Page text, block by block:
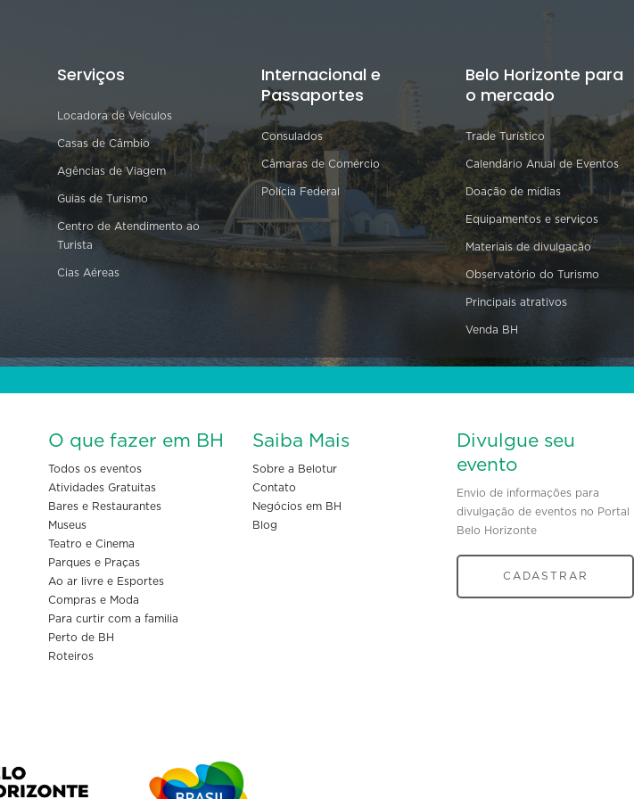
Serviços
Locadora de Veículos
Casas de Câmbio
Agências de Viagem
Guias de Turismo
Centro de Atendimento ao
Turista
Cias Aéreas
Internacional e
Passaportes
Consulados
Câmaras de Comércio
Polícia Federal
Belo Horizonte para
o mercado
Trade Turístico
Calendário Anual de Eventos
Doação de mídias
Equipamentos e serviços
Materiais de divulgação
Observatório do Turismo
Principais atrativos
Venda BH
O que fazer em BH
Todos os eventos
Atividades Gratuitas
Bares e Restaurantes
Museus
Teatro e Cinema
Parques e Praças
Ao ar livre e Esportes
Compras e Moda
Para curtir com a familia
Perto de BH
Roteiros
Saiba Mais
Sobre a Belotur
Contato
Negócios em BH
Blog
Divulgue seu
evento
Envio de informações para
divulgação de eventos no Portal
Belo Horizonte
CADASTRAR